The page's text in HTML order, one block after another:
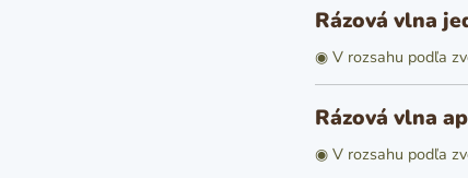
Rázová vlna
◉ V rozsahu podľa
Rázová vlna
◉ V rozsahu podľa